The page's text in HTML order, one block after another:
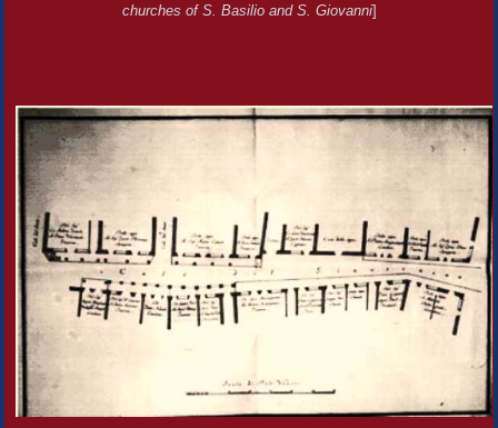
churches of S. Basilio and S. Giovanni]